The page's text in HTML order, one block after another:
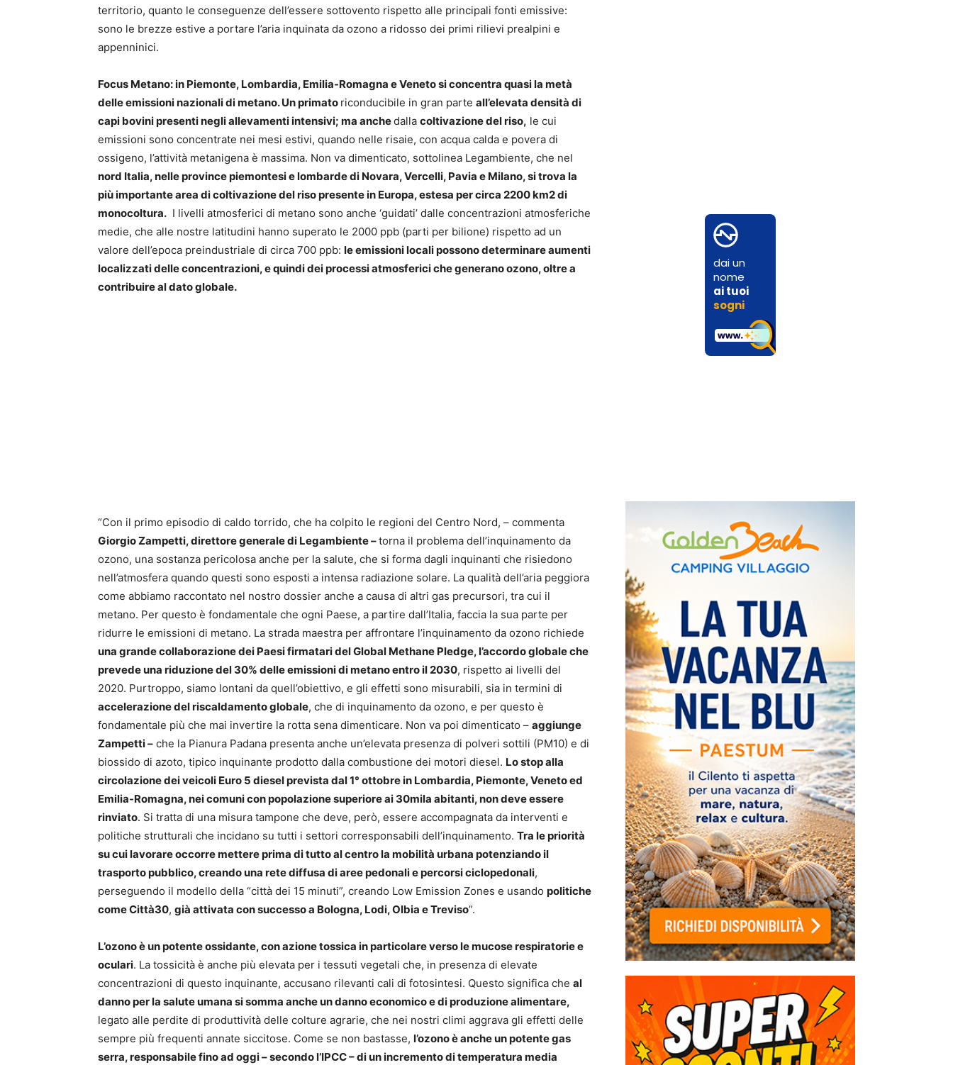
territorio, quanto le conseguenze dell’essere sottovento rispetto alle principali fonti emissive:
sono le brezze estive a portare l’aria inquinata da ozono a ridosso dei primi rilievi prealpini e
appenninici.
Focus Metano: in Piemonte, Lombardia, Emilia-Romagna e Veneto si concentra quasi la metà
delle emissioni nazionali di metano. Un primato riconducibile in gran parte all’elevata densità di
capi bovini presenti negli allevamenti intensivi; ma anchedalla coltivazione del riso, le cui
emissioni sono concentrate nei mesi estivi, quando nelle risaie, con acqua calda e povera di
ossigeno, l’attività metanigena è massima. Non va dimenticato, sottolinea Legambiente, che nel
nord Italia, nelle province piemontesi e lombarde di Novara, Vercelli, Pavia e Milano, si trova la
più importante area di coltivazione del riso presente in Europa, estesa per circa 2200 km2 di
monocoltura. I livelli atmosferici di metano sono anche ‘guidati’ dalle concentrazioni atmosferiche
medie, che alle nostre latitudini hanno superato le 2000 ppb (parti per bilione) rispetto ad un
valore dell’epoca preindustriale di circa 700 ppb: le emissioni locali possono determinare aumenti
localizzati delle concentrazioni, e quindi dei processi atmosferici che generano ozono, oltre a
contribuire al dato globale.
“Con il primo episodio di caldo torrido, che ha colpito le regioni del Centro Nord, – commenta
Giorgio Zampetti, direttore generale di Legambiente –torna il problema dell’inquinamento da
ozono, una sostanza pericolosa anche per la salute, che si forma dagli inquinanti che risiedono
nell’atmosfera quando questi sono esposti a intensa radiazione solare. La qualità dell’aria peggiora
come abbiamo raccontato nel nostro dossier anche a causa di altri gas precursori, tra cui il
metano. Per questo è fondamentale che ogni Paese, a partire dall’Italia, faccia la sua parte per
ridurre le emissioni di metano. La strada maestra per affrontare l’inquinamento da ozono richiede
una grande collaborazione dei Paesi firmatari del Global Methane Pledge, l’accordo globale che
prevede una riduzione del 30% delle emissioni di metano entro il 2030, rispetto ai livelli del
2020. Purtroppo, siamo lontani da quell’obiettivo, e gli effetti sono misurabili, sia in termini di
accelerazione del riscaldamento globale, che di inquinamento da ozono, e per questo è
fondamentale più che mai invertire la rotta sena dimenticare. Non va poi dimenticato – aggiunge
Zampetti – che la Pianura Padana presenta anche un’elevata presenza di polveri sottili (PM10) e di
biossido di azoto, tipico inquinante prodotto dalla combustione dei motori diesel. Lo stop alla
circolazione dei veicoli Euro 5 diesel prevista dal 1° ottobre in Lombardia, Piemonte, Veneto ed
Emilia-Romagna, nei comuni con popolazione superiore ai 30mila abitanti, non deve essere
rinviato. Si tratta di una misura tampone che deve, però, essere accompagnata da interventi e
politiche strutturali che incidano su tutti i settori corresponsabili dell’inquinamento. Tra le priorità
su cui lavorare occorre mettere prima di tutto al centro la mobilità urbana potenziando il
trasporto pubblico, creando una rete diffusa di aree pedonali e percorsi ciclopedonali,
perseguendo il modello della “città dei 15 minuti”, creando Low Emission Zones e usando politiche
come Città30, già attivata con successo a Bologna, Lodi, Olbia e Treviso”.
L’ozono è un potente ossidante, con azione tossica in particolare verso le mucose respiratorie e
oculari. La tossicità è anche più elevata per i tessuti vegetali che, in presenza di elevate
concentrazioni di questo inquinante, accusano rilevanti cali di fotosintesi. Questo significa che al
danno per la salute umana si somma anche un danno economico e di produzione alimentare,
legato alle perdite di produttività delle colture agrarie, che nei nostri climi aggrava gli effetti delle
sempre più frequenti annate siccitose. Come se non bastasse, l’ozono è anche un potente gas
serra, responsabile fino ad oggi – secondo l’IPCC – di un incremento di temperatura media